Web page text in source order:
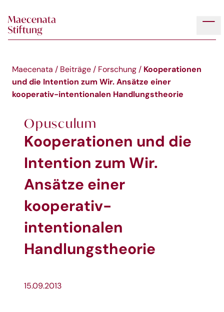
Maecenata / Beiträge / Forschung / Kooperationen
und die Intention zum Wir. Ansätze einer
kooperativ-intentionalen Handlungstheorie
Opusculum
Kooperationen und die
Intention zum Wir.
Ansätze einer
kooperativ-
intentionalen
Handlungstheorie
15.09.2013